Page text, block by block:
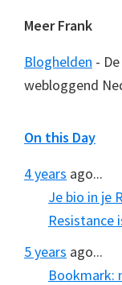
Meer Frank
Bloghelden -
webloggend
On this Day
4 years ago...
Je bio in je
Resistance
5 years ago...
Bookmark: